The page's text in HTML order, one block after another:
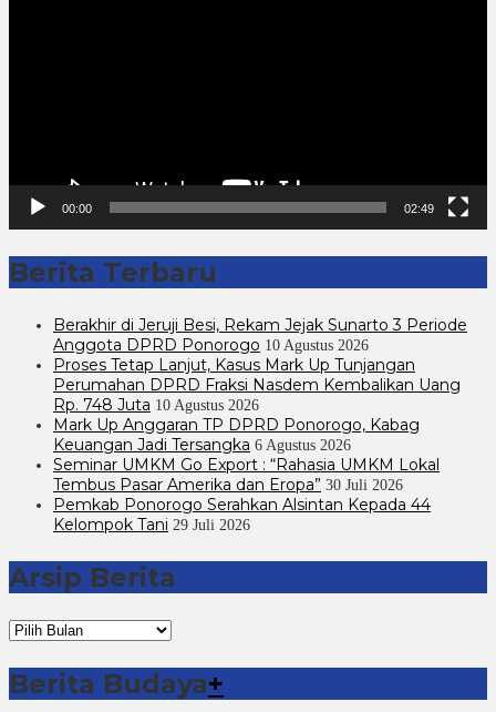
00:00 02:49
Berita Terbaru
Berakhir di Jeruji Besi, Rekam Jejak Sunarto 3 Periode
Anggota DPRD Ponorogo 10 Agustus 2026
Proses Tetap Lanjut, Kasus Mark Up Tunjangan
Perumahan DPRD Fraksi Nasdem Kembalikan Uang
Rp. 748 Juta 10 Agustus 2026
Mark Up Anggaran TP DPRD Ponorogo, Kabag
Keuangan Jadi Tersangka 6 Agustus 2026
Seminar UMKM Go Export : “Rahasia UMKM Lokal
Tembus Pasar Amerika dan Eropa” 30 Juli 2026
Pemkab Ponorogo Serahkan Alsintan Kepada 44
Kelompok Tani 29 Juli 2026
Arsip Berita
Arsip
Berita
Berita Budaya+